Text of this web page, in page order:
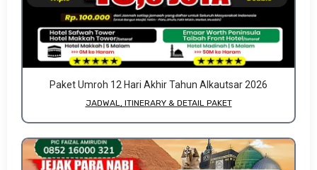
Paket Umroh 12 Hari Akhir Tahun Alkautsar 2026
JADWAL, ITINERARY & DETAIL PAKET